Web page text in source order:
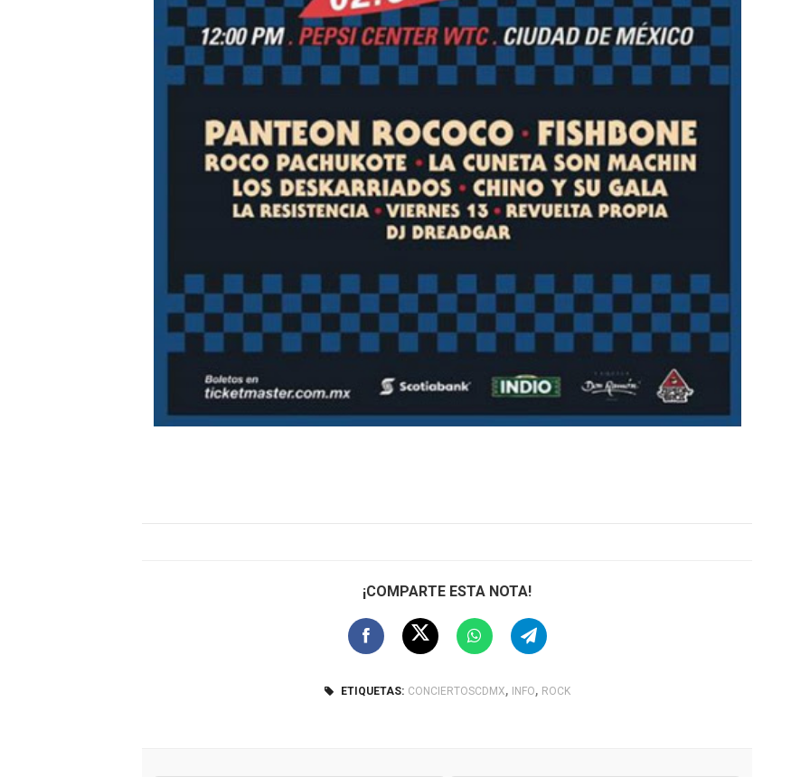
¡COMPARTE ESTA NOTA!
ETIQUETAS: CONCIERTOSCDMX, INFO, ROCK